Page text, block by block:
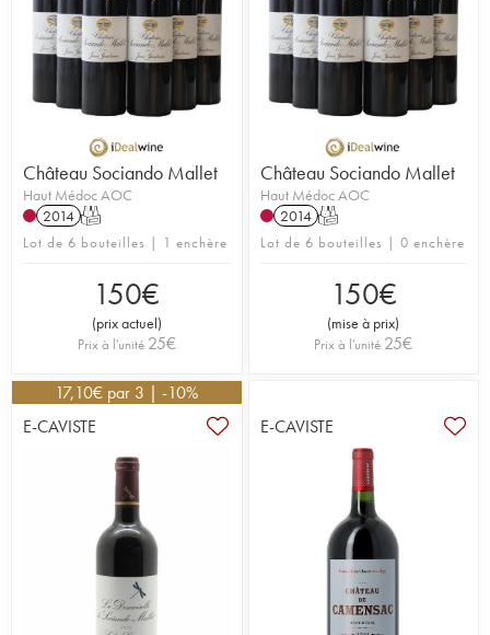
Château Sociando Mallet
Haut Médoc AOC
2014 T
Lot de 6 bouteilles | 1 enchère
150€
(prix actuel)
Prix à l'unité 25€
Château Sociando Mallet
Haut Médoc AOC
2014 T
Lot de 6 bouteilles | 0 enchère
150€
(mise à prix)
Prix à l'unité 25€
17,10€ par 3 | -10%
E-CAVISTE
E-CAVISTE